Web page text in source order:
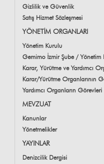
Gizlilik ve Güvenlik
Satış Hizmet Sözleşmesi
YÖNETİM ORGANLARI
Yönetim Kurulu
Gemimo İzmir Şube / Yönetim
Karar, Yürütme ve Yardımcı
Karar/Yürütme Organlarının
Yardımcı Organların Görevleri
MEVZUAT
Kanunlar
Yönetmelikler
YAYINLAR
Denizcilik Dergisi